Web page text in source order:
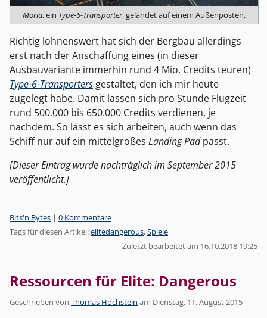
Moria, ein Type-6-Transporter, gelandet auf einem Außenposten.
Richtig lohnenswert hat sich der Bergbau allerdings
erst nach der Anschaffung eines (in dieser
Ausbauvariante immerhin rund 4 Mio. Credits teuren)
Type-6-Transporters gestaltet, den ich mir heute
zugelegt habe. Damit lassen sich pro Stunde Flugzeit
rund 500.000 bis 650.000 Credits verdienen, je
nachdem. So lässt es sich arbeiten, auch wenn das
Schiff nur auf ein mittelgroßes Landing Padpasst.
[Dieser Eintrag wurde nachträglich im September 2015
veröffentlicht.]
Kategorien:
Bits'n'Bytes | 0 Kommentare
Tags für diesen Artikel:elitedangerous,Spiele
Zuletzt bearbeitet am 16.10.2018 19:25
Ressourcen für Elite: Dangerous
Geschrieben von Thomas Hochstein am Dienstag, 11. August 2015